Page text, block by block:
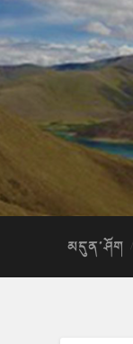
མདུན་ཤོག